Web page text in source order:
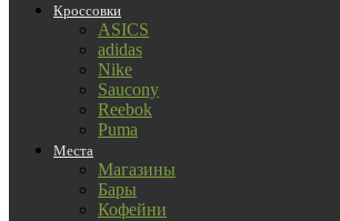
Кроссовки
ASICS
adidas
Nike
Saucony
Reebok
Puma
Места
Магазины
Бары
Кофейни